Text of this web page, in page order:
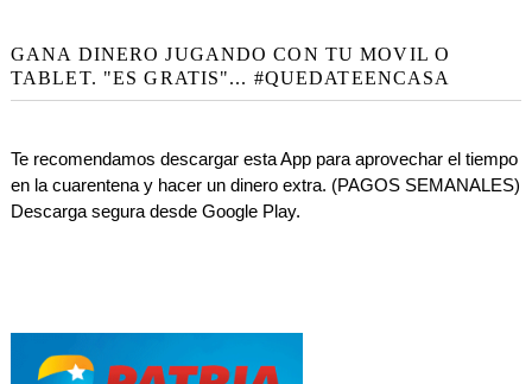
GANA DINERO JUGANDO CON TU MOVIL O
TABLET. "ES GRATIS"... #QUEDATEENCASA
Te recomendamos descargar esta App para aprovechar el tiempo
en la cuarentena y hacer un dinero extra. (PAGOS SEMANALES)
Descarga segura desde Google Play.